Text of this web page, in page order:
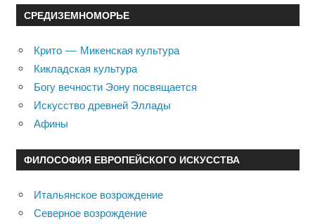
СРЕДИЗЕМНОМОРЬЕ
Крито — Микенская культура
Кикладская культура
Богу вечности Эону посвящается
Искусство древней Эллады
Афины
ФИЛОСОФИЯ ЕВРОПЕЙСКОГО ИСКУССТВА
Итальянское возрождение
Северное возрождение